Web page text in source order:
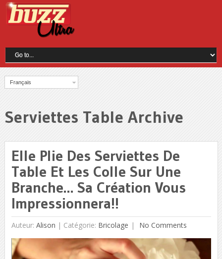
Français
Serviettes Table Archive
Elle Plie Des Serviettes De
Table Et Les Colle Sur Une
Branche… Sa Création Vous
Impressionnera!!
Auteur: Alison | Catégorie: Bricolage No Comments